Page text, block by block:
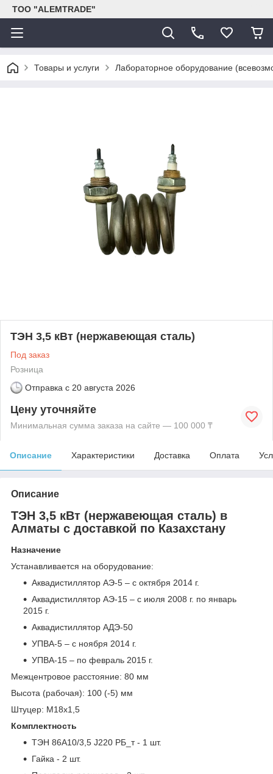
ТОО "ALEMTRADE"
Товары и услуги Лабораторное оборудование
ТЭН 3,5 кВт (нержавеющая сталь)
Под заказ
Розница
Отправка с 20 августа 2026
Цену уточняйте
Минимальная сумма заказа на сайте — 100 000 ₸
Описание Характеристики Доставка Оплата
Описание
ТЭН 3,5 кВт (нержавеющая сталь) в
Алматы с доставкой по Казахстану
Назначение
Устанавливается на оборудование:
Аквадистиллятор АЭ-5 – с октября 2014 г.
Аквадистиллятор АЭ-15 – с июля 2008 г. по январь
2015 г.
Аквадистиллятор АДЭ-50
УПВА-5 – с ноября 2014 г.
УПВА-15 – по февраль 2015 г.
Межцентровое расстояние: 80 мм
Высота (рабочая): 100 (-5) мм
Штуцер: М18х1,5
Комплектность
ТЭН 86А10/3,5 J220 РБ_т - 1 шт.
Гайка - 2 шт.